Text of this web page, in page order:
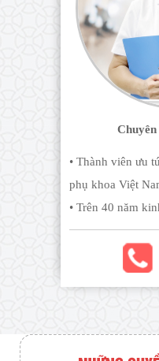
• Thành viên ưu
phụ khoa Việt
• Trên 40 năm